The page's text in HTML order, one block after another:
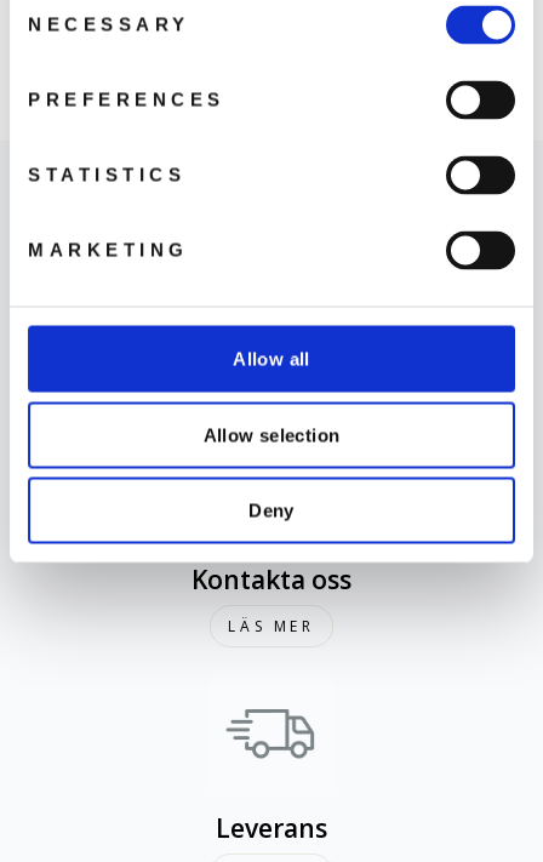
Selection
NECESSARY
PREFERENCES
STATISTICS
MARKETING
Allow all
Allow selection
Deny
369 kr
Hitta butik
Kontakta oss
LÄS MER
Leverans